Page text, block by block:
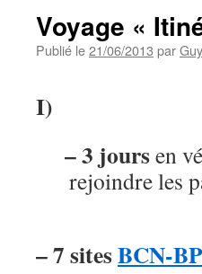
Voyage «
Publié le21/06/2013 parGuy
I)
–3 joursen
rejoindre les
–7 sitesBCN-